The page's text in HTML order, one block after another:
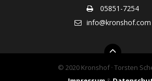
05851-7254
info@kronshof.com
© 2020 Kronshof · Torsten